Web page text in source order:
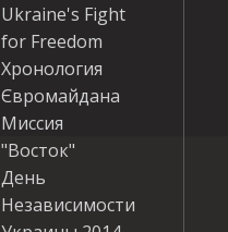
Ukraine's Fight
for Freedom
Хронология
Євромайдана
Миссия
"Восток"
День
Независимости